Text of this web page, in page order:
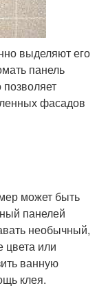
выделяют его
панель
фасадов
может быть
панелей
необычный,
или
ванную
клея.